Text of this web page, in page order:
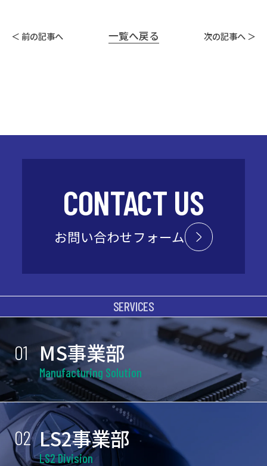
＜ 前の記事へ 一覧へ戻る 次の記事へ ＞
CONTACT US
お問い合わせフォーム
SERVICES
01 MS事業部
Manufacturing Solution
02 LS2事業部
LS2 Division